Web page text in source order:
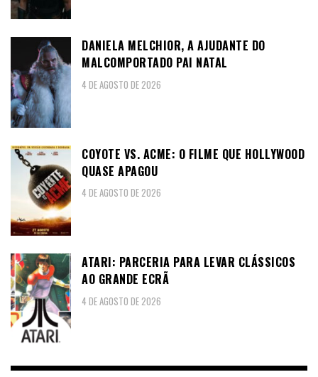
DANIELA MELCHIOR, A AJUDANTE DO
MALCOMPORTADO PAI NATAL
4 DE AGOSTO DE 2026
COYOTE VS. ACME: O FILME QUE HOLLYWOOD
QUASE APAGOU
4 DE AGOSTO DE 2026
ATARI: PARCERIA PARA LEVAR CLÁSSICOS
AO GRANDE ECRÃ
4 DE AGOSTO DE 2026